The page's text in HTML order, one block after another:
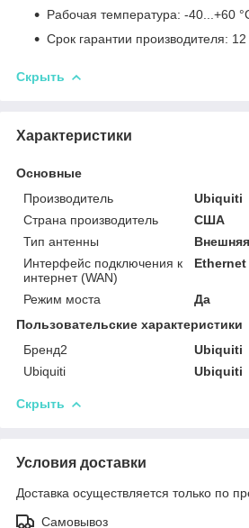
Рабочая температура: -40...+60
Срок гарантии производителя: 12
Скрыть
Характеристики
Основные
Производитель
Ubiquiti
Страна производитель
США
Тип антенны
Внешняя
Интерфейс подключения к
интернет (WAN)
Ethernet
Режим моста
Да
Пользовательские характеристики
Бренд2
Ubiquiti
Ubiquiti
Ubiquiti
Скрыть
Условия доставки
Доставка осуществляется только по
Самовывоз